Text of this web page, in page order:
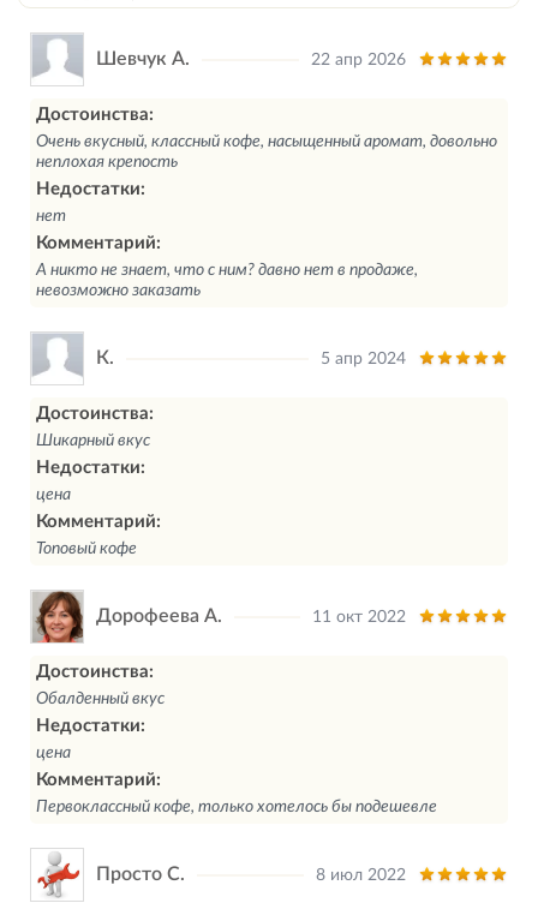
Шевчук А. 22 апр 2026
Достоинства:
Очень вкусный, классный кофе, насыщенный аромат, довольно
неплохая крепость
Недостатки:
нет
Комментарий:
А никто не знает, что с ним? давно нет в продаже,
невозможно заказать
К. 5 апр 2024
Достоинства:
Шикарный вкус
Недостатки:
цена
Комментарий:
Топовый кофе
Дорофеева А. 11 окт 2022
Достоинства:
Обалденный вкус
Недостатки:
цена
Комментарий:
Первоклассный кофе, только хотелось бы подешевле
Просто С. 8 июл 2022